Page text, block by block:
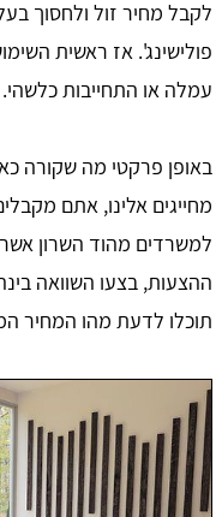
לקבל מחיר זול ולחסוך
פולישינג'. אז ראשית
עמלה או התחייבות כלשהי.
באופן פרקטי מה שקורה
למשרדים מהוד השרון
ההצעות, בצעו השוואה
תוכלו לדעת מהו המחיר